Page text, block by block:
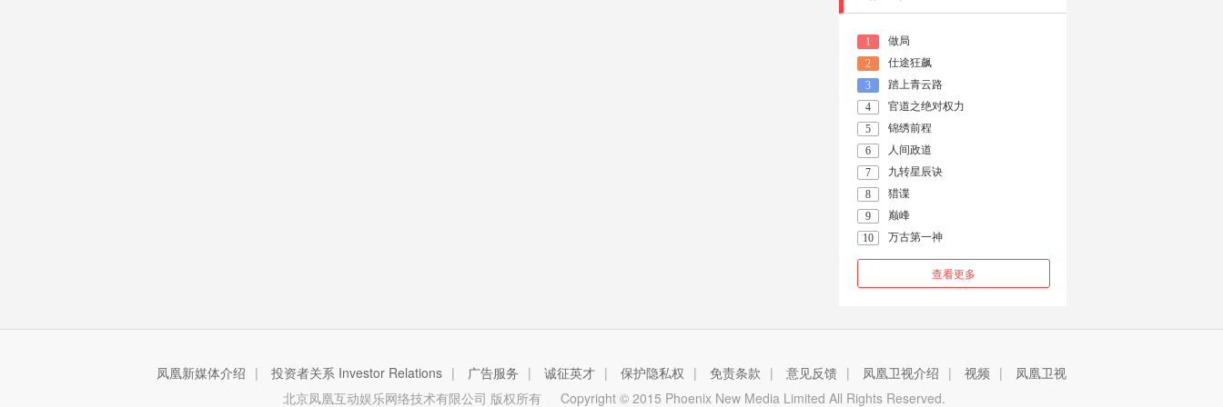
1 做局
2 仕途狂飙
3 踏上青云路
4 官道之绝对权力
5 锦绣前程
6 人间政道
7 九转星辰诀
8 猎谍
9 巅峰
10 万古第一神
查看更多
凤凰新媒体介绍 | 投资者关系 Investor Relations | 广告服务 | 诚征英才 | 保护隐私权 | 免责条款 | 意见反馈 | 凤凰卫视介绍 | 视频 |
凤凰卫视
北京凤凰互动娱乐网络技术有限公司 版权所有
Copyright © 2015 Phoenix New Media Limited All Rights Reserved.